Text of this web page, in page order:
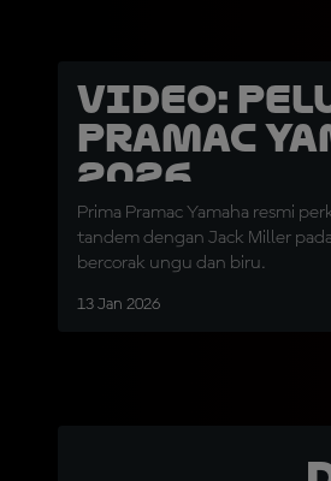
VIDEO:
Pramac
2026
Prima Pramac Yamaha resmi
tandem dengan Jack Miller
bercorak ungu dan biru.
13 Jan 2026